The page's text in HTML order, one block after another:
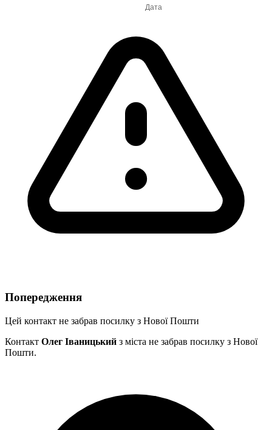
Попередження
Цей контакт не забрав посилку з Нової Пошти
Контакт Олег Іваницький з міста не забрав посилку з Нової
Пошти.